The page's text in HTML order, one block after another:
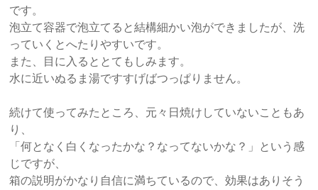
です。
泡立て容器で泡立てると結構細かい泡ができましたが、洗
っていくとへたりやすいです。
また、目に入るととてもしみます。
水に近いぬるま湯ですすげばつっぱりません。
続けて使ってみたところ、元々日焼けしていないこともあ
り、
「何となく白くなったかな？なってないかな？」という感
じですが、
箱の説明がかなり自信に満ちているので、効果はありそう